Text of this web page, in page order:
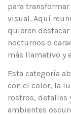
para
visual. Aquí
quieren
nocturnos o
más llamativo y
Esta categoría
con el color, la
rostros, detalles
ambientes